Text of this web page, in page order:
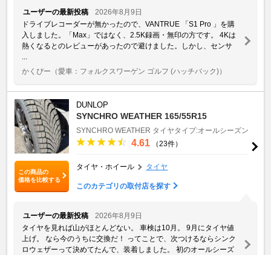
ユーザーの最新投稿
2026年8月9日
ドライブレコーダーが無かったので、VANTRUE 「S1 Pro 」を購
入しました。「Max」ではなく、2.5K録画・無印の方です。 4Kは
熱くなるとのレビューがあったので避けました。しかし、センサ
かくぴー （愛車：フォルクスワーゲン ゴルフ (ハッチバック)）
この商品の
価格を比較する
DUNLOP
SYNCHRO WEATHER 165/55R15
SYNCHRO WEATHER タイヤタイプ:オールシーズン
4.61 （23件）
タイヤ・ホイール タイヤ
このカテゴリの取付店を探す
ユーザーの最新投稿
2026年8月9日
タイヤを見れば山がほとんどない。 車検は10月。 9月にタイヤ値
上げ。 なら今のうちに交換だ！ ってことで、次つけるならシンク
ロウェザーって決めてたんで、装着しました。 初のオールシーズ